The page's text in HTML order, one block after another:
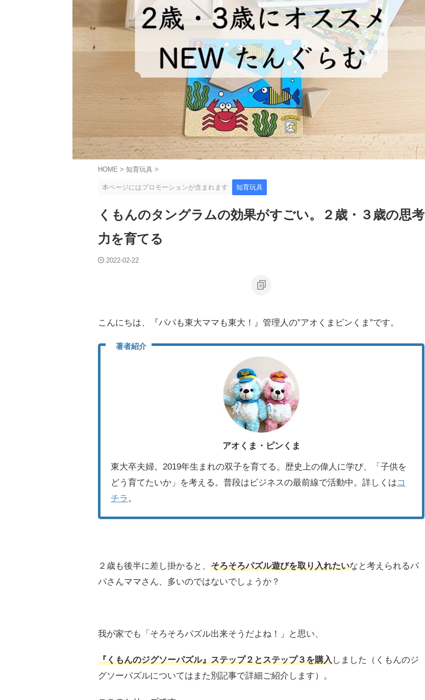
HOME > 知育玩具 >
本ページにはプロモーションが含まれます 知育玩具
くもんのタングラムの効果がすごい。２歳・３歳の思考
力を育てる
2022-02-22
こんにちは、 『パパも東大ママも東大！』管理人の”アオくまピンくま ”です。
著者紹介
アオくま・ピンくま
東大卒夫婦。2019年生まれの双子を育てる。歴史上の偉人に学び、「子供を
どう育てたいか」を考える。普段はビジネスの最前線で活動中。詳しくはコ
チラ 。
２歳も後半に差し掛かると、 そろそろパズル遊びを取り入れたいなと考えられるパ
パさんママさん、多いのではないでしょうか？
我が家でも「そろそろパズル出来そうだよね！」と思い、
『くもんのジグソーパズル』ステップ２とステップ３を購入しました（くもんのジ
グソーパズルについてはまた別記事で詳細ご紹介します）。